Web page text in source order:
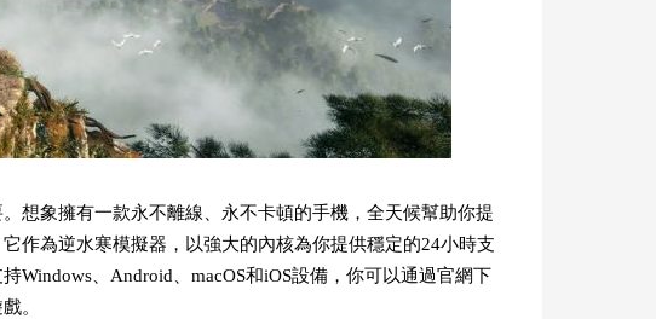
想象擁有一款永不離線、永不卡頓的手機，全天候幫助你提
作為逆水寒模擬器，以強大的內核為你提供穩定的24小時支
Windows、Android、macOS和iOS設備，你可以通過官網下
。